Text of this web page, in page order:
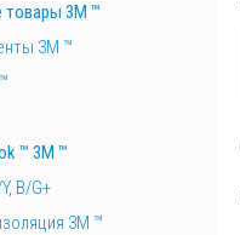
товары 3М ™
3М ™
™ 3M ™
B/G+
3М ™